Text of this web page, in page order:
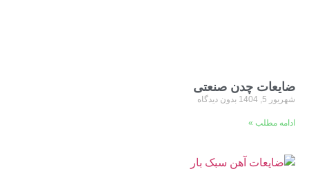
ضایعات چدن صنعتی
شهریور 5, 1404 بدون دیدگاه
ادامه مطلب »